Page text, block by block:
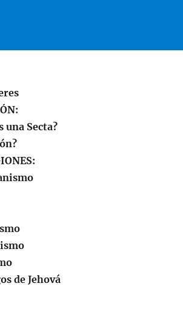
una Secta?
de Jehová